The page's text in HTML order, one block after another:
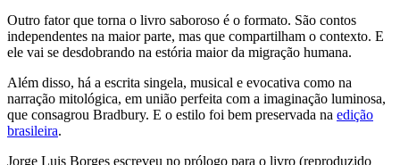
Outro fator que torna o livro saboroso é o formato. São contos
independentes na maior parte, mas que compartilham o contexto. E
ele vai se desdobrando na estória maior da migração humana.
Além disso, há a escrita singela, musical e evocativa como na
narração mitológica, em união perfeita com a imaginação luminosa,
que consagrou Bradbury. E o estilo foi bem preservada na edição
brasileira.
Jorge Luis Borges escreveu no prólogo para o livro (reproduzido